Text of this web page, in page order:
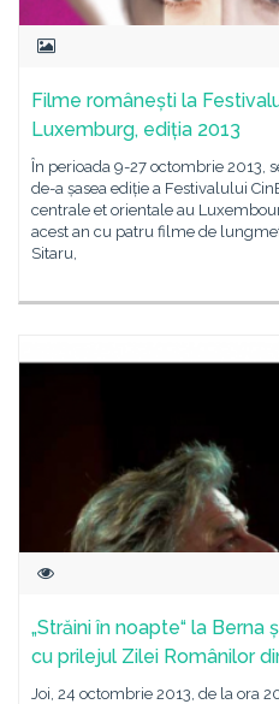
Filme românești la
Luxemburg, ediția 2013
În perioada 9-27 octombrie 2013,
de-a șasea ediție a Festivalului
centrale et orientale au
acest an cu patru filme de
Sitaru,
„Străini în noapte“ la Berna
cu prilejul Zilei Românilor
Joi, 24 octombrie 2013, de la ora